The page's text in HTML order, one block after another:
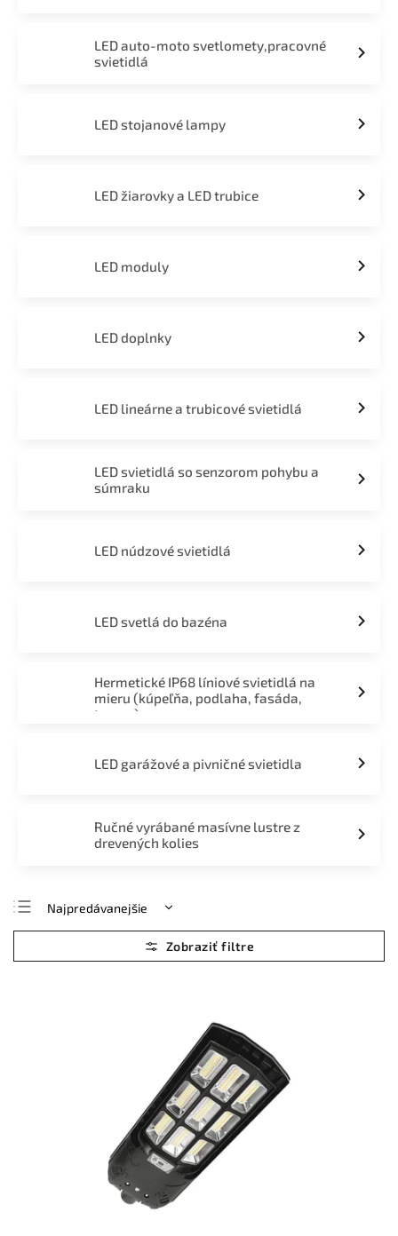
LED auto-moto svetlomety,pracovné
svietidlá
LED stojanové lampy
LED žiarovky a LED trubice
LED moduly
LED doplnky
LED lineárne a trubicové svietidlá
LED svietidlá so senzorom pohybu a
súmraku
LED núdzové svietidlá
LED svetlá do bazéna
Hermetické IP68 líniové svietidlá na
mieru (kúpeľňa, podlaha, fasáda,
terasa)
LED garážové a pivničné svietidla
Ručné vyrábané masívne lustre z
drevených kolies
Najpredávanejšie
Najlacnejšie
Najdrahšie